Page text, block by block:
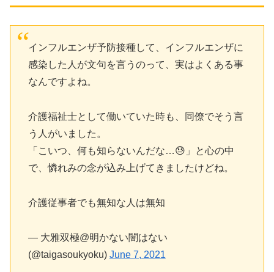
インフルエンザ予防接種して、インフルエンザに
感染した人が文句を言うのって、実はよくある事
なんですよね。
介護福祉士として働いていた時も、同僚でそう言
う人がいました。
「こいつ、何も知らないんだな…😓」と心の中
で、憐れみの念が込み上げてきましたけどね。
介護従事者でも無知な人は無知
— 大雅双極@明かない闇はない
(@taigasoukyoku) June 7, 2021